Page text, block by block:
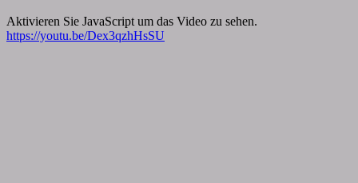
Aktivieren Sie JavaScript um das Video zu sehen.
https://youtu.be/Dex3qzhHsSU